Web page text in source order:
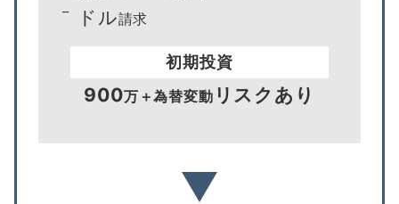
ドル請求
初期投資
900万＋為替変動 リスクあり